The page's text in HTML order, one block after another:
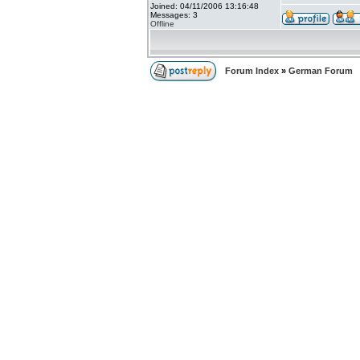
Joined: 04/11/2006 13:16:48
Messages: 3
Offline
Forum Index » German Forum